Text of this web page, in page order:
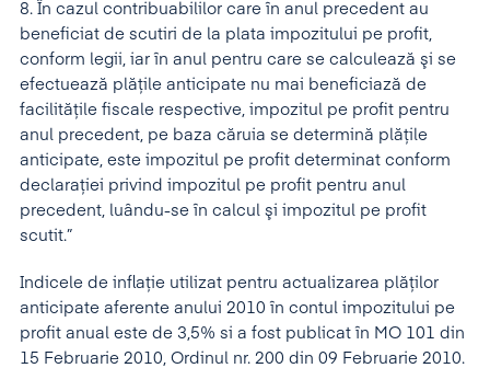
8. În cazul contribuabililor care în anul precedent au
beneficiat de scutiri de la plata impozitului pe profit,
conform legii, iar în anul pentru care se calculează şi se
efectuează plăţile anticipate nu mai beneficiază de
facilităţile fiscale respective, impozitul pe profit pentru
anul precedent, pe baza căruia se determină plăţile
anticipate, este impozitul pe profit determinat conform
declaraţiei privind impozitul pe profit pentru anul
precedent, luându-se în calcul şi impozitul pe profit
scutit.”
Indicele de inflaţie utilizat pentru actualizarea plăţilor
anticipate aferente anului 2010 în contul impozitului pe
profit anual este de 3,5% si a fost publicat în MO 101 din
15 Februarie 2010, Ordinul nr. 200 din 09 Februarie 2010.